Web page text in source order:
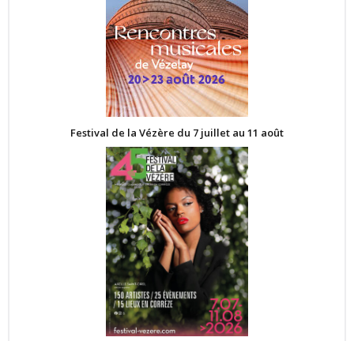
Festival de la Vézère du 7 juillet au 11 août